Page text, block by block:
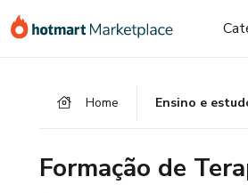
para
para
para
Home Ensino e
Formação de